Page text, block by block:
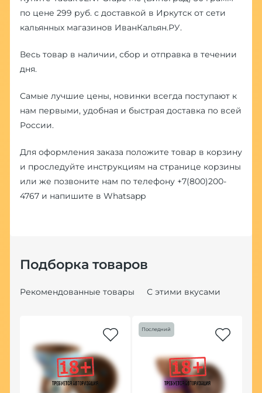
по цене 299 руб. с доставкой в Иркутск от сети
кальянных магазинов ИванКальян.РУ.
Весь товар в наличии, сбор и отправка в течении
дня.
Самые лучшие цены, новинки всегда поступают к
нам первыми, удобная и быстрая доставка по всей
России.
Для оформления заказа положите товар в корзину
и проследуйте инструкциям на странице корзины
или же позвоните нам по телефону +7(800)200-
4767и напишите в Whatsapp
Подборка товаров
Рекомендованные товары С этими вкусами
Последний